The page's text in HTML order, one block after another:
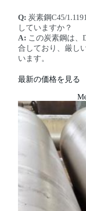
Q: 炭素鋼C45/
していますか？
A: この炭素鋼は、
合しており、厳し
います。
最新の価格を見る